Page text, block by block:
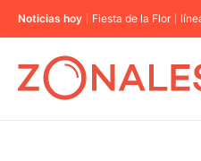
Noticias hoy Fiesta de la Flor